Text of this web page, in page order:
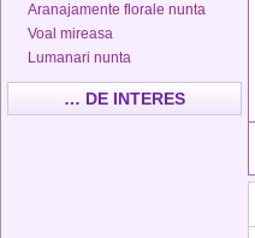
Aranajamente florale nunta
Voal mireasa
Lumanari nunta
… DE INTERES